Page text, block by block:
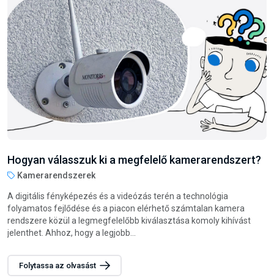
Hogyan válasszunk darts nyilat?
Steel darts nyilak
A darts játék nemcsak szórakoztató, hanem remek módja annak
is, hogy fejlessze a csukló és az egész kar izmait. Legyen szó
családi vagy baráti összejövetelekről, esetleg munkahelyi
szórakozásról, a darts...
Folytassa az olvasást